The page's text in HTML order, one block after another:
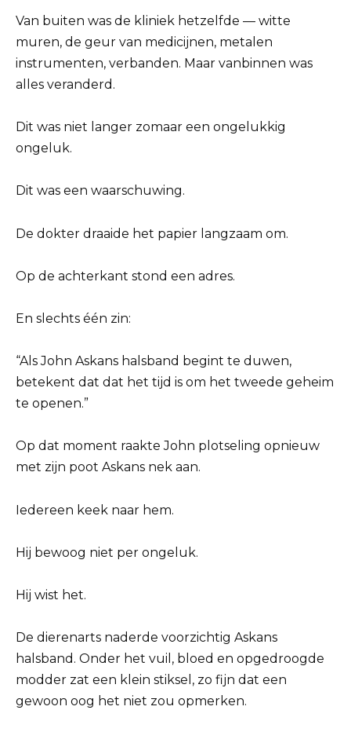
Van buiten was de kliniek hetzelfde — witte
muren, de geur van medicijnen, metalen
instrumenten, verbanden. Maar vanbinnen was
alles veranderd.
Dit was niet langer zomaar een ongelukkig
ongeluk.
Dit was een waarschuwing.
De dokter draaide het papier langzaam om.
Op de achterkant stond een adres.
En slechts één zin:
“Als John Askans halsband begint te duwen,
betekent dat dat het tijd is om het tweede geheim
te openen.”
Op dat moment raakte John plotseling opnieuw
met zijn poot Askans nek aan.
Iedereen keek naar hem.
Hij bewoog niet per ongeluk.
Hij wist het.
De dierenarts naderde voorzichtig Askans
halsband. Onder het vuil, bloed en opgedroogde
modder zat een klein stiksel, zo fijn dat een
gewoon oog het niet zou opmerken.